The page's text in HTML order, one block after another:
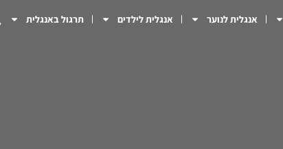
אנגלית לנוער אנגלית לילדים תרגול באנגלית